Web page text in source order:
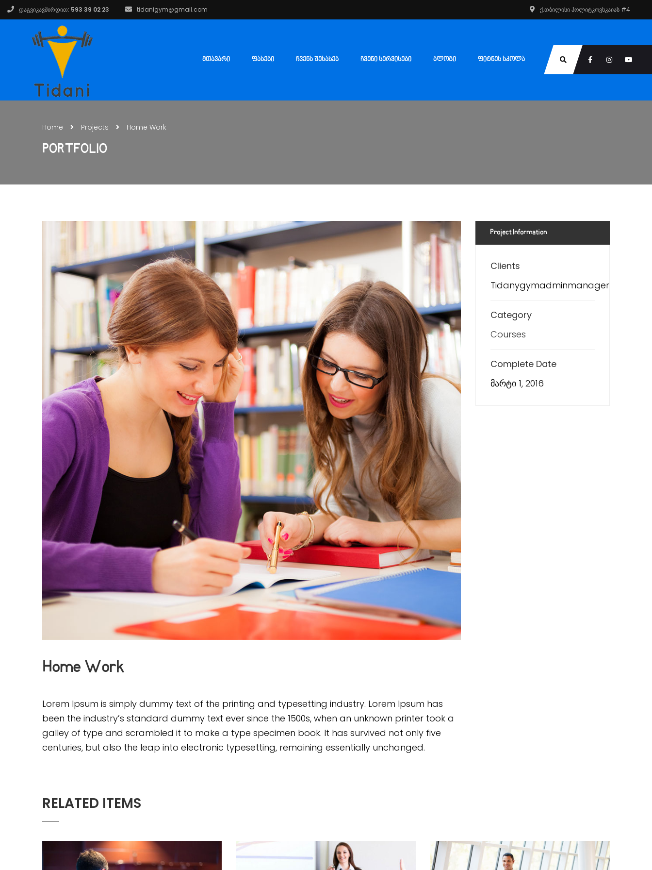
დაგვიკავშირდით: 593 39 02 23 tidanigym@gmail.com ქ.თბილისი პოლიტკოვსკაიას #4
ᲛᲗᲐᲕᲐᲠᲘ ᲤᲐᲡᲔᲑᲘ ᲩᲕᲔᲜᲡ ᲨᲔᲡᲐᲮᲔᲑ ᲩᲕᲔᲜᲘ ᲡᲔᲠᲕᲘᲡᲔᲑᲘ ᲑᲚᲝᲒᲘ ᲤᲘᲢᲜᲔᲡ ᲡᲙᲝᲚᲐ
Home Projects Home Work
PORTFOLIO
Home Work
Lorem Ipsum is simply dummy text of the printing and typesetting industry. Lorem Ipsum has
been the industry’s standard dummy text ever since the 1500s, when an unknown printer took a
galley of type and scrambled it to make a type specimen book. It has survived not only five
centuries, but also the leap into electronic typesetting, remaining essentially unchanged.
Project Information
Clients
Tidanygymadminmanager
Category
Courses
Complete Date
მარტი 1, 2016
RELATED ITEMS